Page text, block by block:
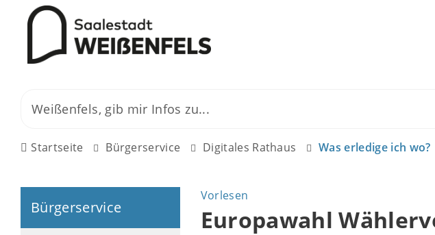
Startseite Bürgerservice Digitales Rathaus Was erledige ich wo?
Bürgerservice
Vorlesen
Europawahl